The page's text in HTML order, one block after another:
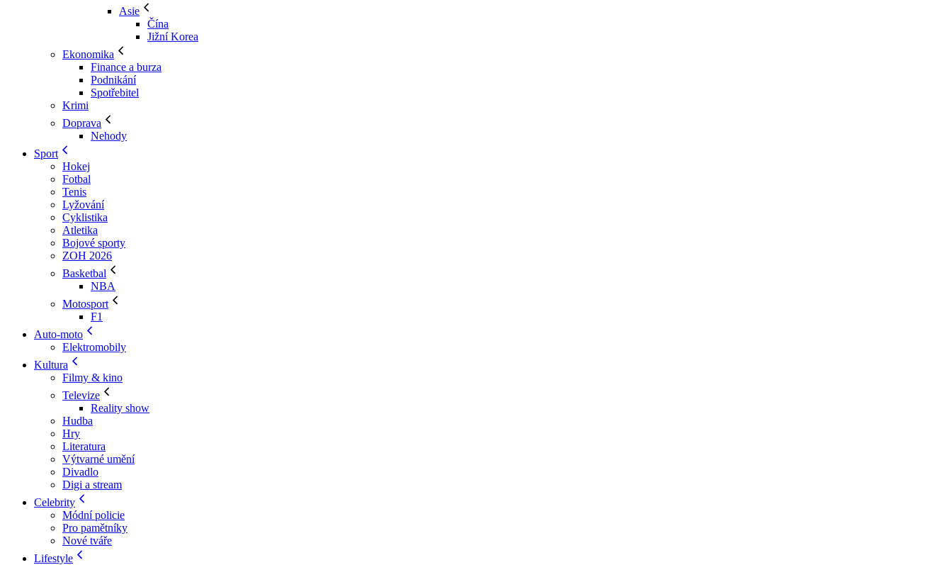
Asie
Čína
Jižní Korea
Ekonomika
Finance a burza
Podnikání
Spotřebitel
Krimi
Doprava
Nehody
Sport
Hokej
Fotbal
Tenis
Lyžování
Cyklistika
Atletika
Bojové sporty
ZOH 2026
Basketbal
NBA
Motosport
F1
Auto-moto
Elektromobily
Kultura
Filmy & kino
Televize
Reality show
Hudba
Hry
Literatura
Výtvarné umění
Divadlo
Digi a stream
Celebrity
Módní policie
Pro pamětníky
Nové tváře
Lifestyle